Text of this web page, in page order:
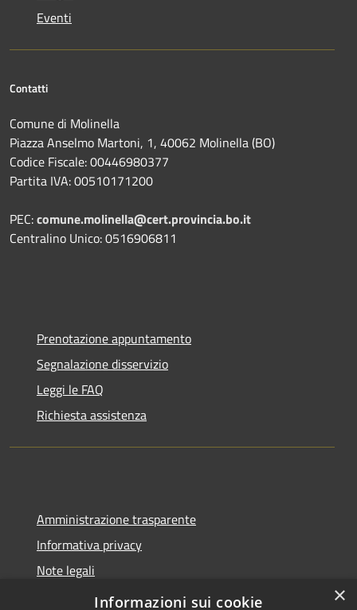
Eventi
Contatti
Comune di Molinella
Piazza Anselmo Martoni, 1, 40062 Molinella (BO)
Codice Fiscale: 00446980377
Partita IVA: 00510171200
PEC:comune.molinella@cert.provincia.bo.it
Centralino Unico: 0516906811
Prenotazione appuntamento
Segnalazione disservizio
Leggi le FAQ
Richiesta assistenza
Amministrazione trasparente
Informativa privacy
Note legali
Dichiarazione di accessibilità
×
Informazioni sui cookie